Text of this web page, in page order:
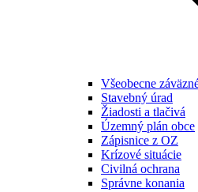
Všeobecne
Stavebný úrad
Žiadosti a tlačivá
Územný plán obce
Zápisnice z OZ
Krízové situácie
Civilná ochrana
Správne konania